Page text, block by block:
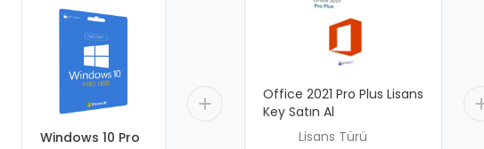
Windows 10 Pro
Office 2021 Pro Plus Lisans
Key Satın Al
Lisans Türü